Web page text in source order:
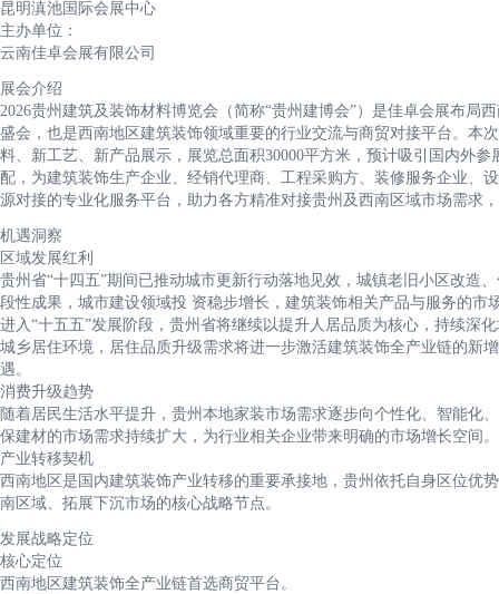
昆明滇池国际会展中心
主办单位：
云南佳卓会展有限公司
展会介绍
2026贵州建筑及装饰材料博览会（简称“贵州建博会”）是佳卓会展布局
盛会，也是西南地区建筑装饰领域重要的行业交流与商贸对接平台。本
料、新工艺、新产品展示，展览总面积30000平方米，预计吸引国内外
配，为建筑装饰生产企业、经销代理商、工程采购方、装修服务企业、
源对接的专业化服务平台，助力各方精准对接贵州及西南区域市场需求
机遇洞察
区域发展红利
贵州省“十四五”期间已推动城市更新行动落地见效，城镇老旧小区改造
段性成果，城市建设领域投 资稳步增长，建筑装饰相关产品与服务的市
进入“十五五”发展阶段，贵州省将继续以提升人居品质为核心，持续深
城乡居住环境，居住品质升级需求将进一步激活建筑装饰全产业链的新
遇。
消费升级趋势
随着居民生活水平提升，贵州本地家装市场需求逐步向个性化、智能化
保建材的市场需求持续扩大，为行业相关企业带来明确的市场增长空间。
产业转移契机
西南地区是国内建筑装饰产业转移的重要承接地，贵州依托自身区位优
南区域、拓展下沉市场的核心战略节点。
发展战略定位
核心定位
西南地区建筑装饰全产业链首选商贸平台。